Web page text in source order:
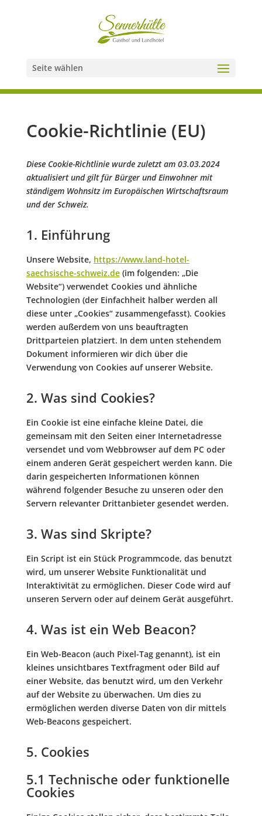
Seite wählen
Cookie-Richtlinie (EU)
Diese Cookie-Richtlinie wurde zuletzt am 03.03.2024
aktualisiert und gilt für Bürger und Einwohner mit
ständigem Wohnsitz im Europäischen Wirtschaftsraum
und der Schweiz.
1. Einführung
Unsere Website, https://www.land-hotel-
saechsische-schweiz.de(im folgenden: „Die
Website“) verwendet Cookies und ähnliche
Technologien (der Einfachheit halber werden all
diese unter „Cookies“ zusammengefasst). Cookies
werden außerdem von uns beauftragten
Drittparteien platziert. In dem unten stehendem
Dokument informieren wir dich über die
Verwendung von Cookies auf unserer Website.
2. Was sind Cookies?
Ein Cookie ist eine einfache kleine Datei, die
gemeinsam mit den Seiten einer Internetadresse
versendet und vom Webbrowser auf dem PC oder
einem anderen Gerät gespeichert werden kann. Die
darin gespeicherten Informationen können
während folgender Besuche zu unseren oder den
Servern relevanter Drittanbieter gesendet werden.
3. Was sind Skripte?
Ein Script ist ein Stück Programmcode, das benutzt
wird, um unserer Website Funktionalität und
Interaktivität zu ermöglichen. Dieser Code wird auf
unseren Servern oder auf deinem Gerät ausgeführt.
4. Was ist ein Web Beacon?
Ein Web-Beacon (auch Pixel-Tag genannt), ist ein
kleines unsichtbares Textfragment oder Bild auf
einer Website, das benutzt wird, um den Verkehr
auf der Website zu überwachen. Um dies zu
ermöglichen werden diverse Daten von dir mittels
Web-Beacons gespeichert.
5. Cookies
5.1 Technische oder funktionelle
Cookies